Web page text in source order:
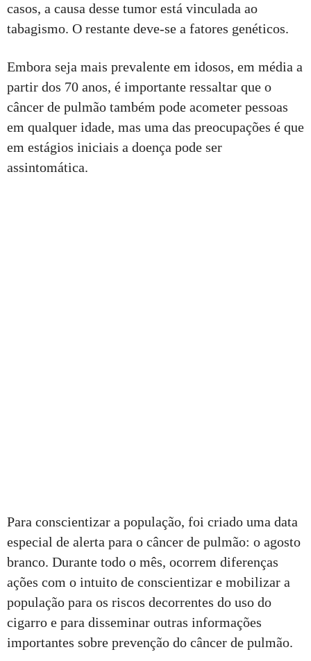
casos, a causa desse tumor está vinculada ao
tabagismo. O restante deve-se a fatores genéticos.
Embora seja mais prevalente em idosos, em média a
partir dos 70 anos, é importante ressaltar que o
câncer de pulmão também pode acometer pessoas
em qualquer idade, mas uma das preocupações é que
em estágios iniciais a doença pode ser
assintomática.
Para conscientizar a população, foi criado uma data
especial de alerta para o câncer de pulmão: o agosto
branco. Durante todo o mês, ocorrem diferenças
ações com o intuito de conscientizar e mobilizar a
população para os riscos decorrentes do uso do
cigarro e para disseminar outras informações
importantes sobre prevenção do câncer de pulmão.